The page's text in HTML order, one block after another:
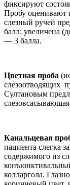
фиксируют
Пробу оценивают
слезный ручей
балл; увеличена
— 3 балла.
Цветная проба
слезоотводящих
Султановым
Канальцевая
пациента слегка
содержимого из
колларгола.